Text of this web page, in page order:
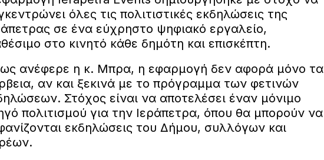
όλες τις πολιτιστικές εκδηλώσεις της
σε ένα εύχρηστο ψηφιακό εργαλείο,
στο κινητό κάθε δημότη και επισκέπτη.
ανέφερε η κ. Μπρα, η εφαρμογή δεν αφορά μόνο τα
αν και ξεκινά με το πρόγραμμα των φετινών
Στόχος είναι να αποτελέσει έναν μόνιμο
πολιτισμού για την Ιεράπετρα, όπου θα μπορούν να
εκδηλώσεις του Δήμου, συλλόγων και